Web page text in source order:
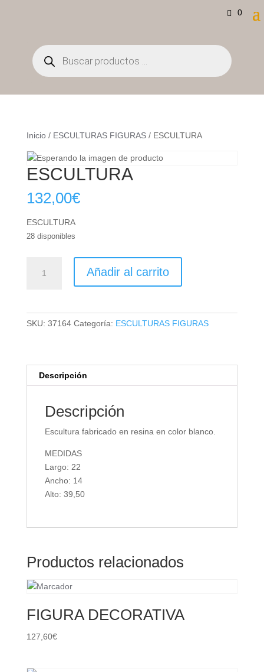
0
Búsqueda
de
productos
Inicio/ ESCULTURAS FIGURAS/ ESCULTURA
ESCULTURA
132,00€
ESCULTURA
28 disponibles
cantidad
Añadir al carrito
SKU: 37164 Categoría: ESCULTURAS FIGURAS
Descripción
Descripción
Escultura fabricado en resina en color blanco.
MEDIDAS
Largo: 22
Ancho: 14
Alto: 39,50
Productos relacionados
FIGURA DECORATIVA
127,60€